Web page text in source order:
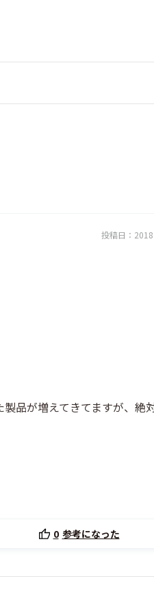
投稿日：
品が増えてきてますが、絶
0 参考になった